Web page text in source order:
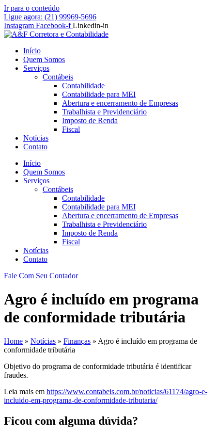
Ir para o conteúdo
Ligue agora: (21) 99969-5696
Instagram Facebook-f Linkedin-in
Início
Quem Somos
Serviços
Contábeis
Contabilidade
Contabilidade para MEI
Abertura e encerramento de Empresas
Trabalhista e Previdenciário
Imposto de Renda
Fiscal
Notícias
Contato
Início
Quem Somos
Serviços
Contábeis
Contabilidade
Contabilidade para MEI
Abertura e encerramento de Empresas
Trabalhista e Previdenciário
Imposto de Renda
Fiscal
Notícias
Contato
Fale Com Seu Contador
Agro é incluído em programa
de conformidade tributária
Home » Notícias » Finanças » Agro é incluído em programa de
conformidade tributária
Objetivo do programa de conformidade tributária é identificar
fraudes.
Leia mais em https://www.contabeis.com.br/noticias/61174/agro-e-
incluido-em-programa-de-conformidade-tributaria/
Ficou com alguma dúvida?